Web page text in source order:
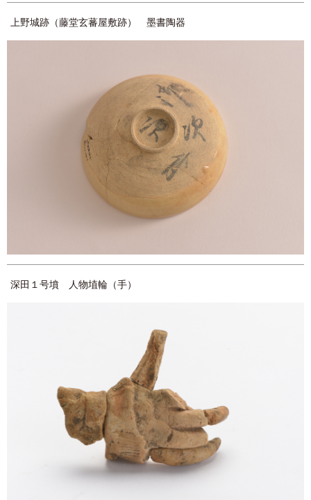
上野城跡（藤堂玄蕃屋敷跡） 墨書陶器
深田１号墳 人物埴輪（手）